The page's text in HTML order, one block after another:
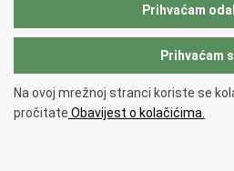
Copyright © 2026 Policijska uprava
korištenja.Izjava o pristupačnosti.
Prihvaćam
Prihvaćam
Na ovoj mrežnoj stranci koriste se
pročitate Obavijest o kolačićima.